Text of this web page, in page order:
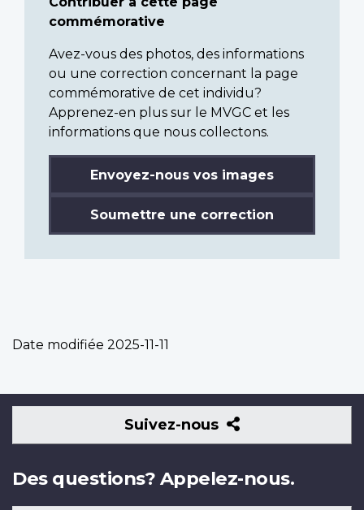
commémorative
Avez-vous des photos, des informations
ou une correction concernant la page
commémorative de cet individu?
Apprenez-en plus sur le MVGC et les
informations que nous collectons.
Envoyez-nous vos images
Soumettre une correction
Date modifiée 2025-11-11
Suivez-nous
Suivez-
nous
Des questions? Appelez-nous.